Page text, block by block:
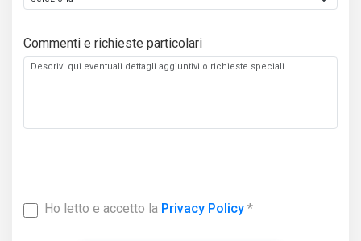
Commenti e richieste particolari
Ho letto e accetto la Privacy Policy*